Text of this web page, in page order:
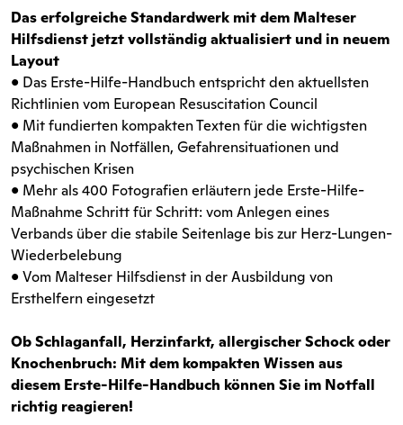
Das erfolgreiche Standardwerk mit dem Malteser
Hilfsdienst jetzt vollständig aktualisiert und in neuem
Layout
• Das Erste-Hilfe-Handbuch entspricht den aktuellsten
Richtlinien vom European Resuscitation Council
• Mit fundierten kompakten Texten für die wichtigsten
Maßnahmen in Notfällen, Gefahrensituationen und
psychischen Krisen
• Mehr als 400 Fotografien erläutern jede Erste-Hilfe-
Maßnahme Schritt für Schritt: vom Anlegen eines
Verbands über die stabile Seitenlage bis zur Herz-Lungen-
Wiederbelebung
• Vom Malteser Hilfsdienst in der Ausbildung von
Ersthelfern eingesetzt
Ob Schlaganfall, Herzinfarkt, allergischer Schock oder
Knochenbruch: Mit dem kompakten Wissen aus
diesem Erste-Hilfe-Handbuch können Sie im Notfall
richtig reagieren!